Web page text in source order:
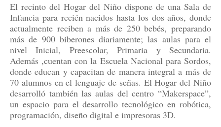
El recinto del Hogar del Niño dispone de una Sala de
Infancia para recién nacidos hasta los dos años, donde
actualmente reciben a más de 250 bebés, preparando
más de 900 biberones diariamente; las aulas para el
nivel Inicial, Preescolar, Primaria y Secundaria.
Además ,cuentan con la Escuela Nacional para Sordos,
donde educan y capacitan de manera integral a más de
70 alumnos en el lenguaje de señas. El Hogar del Niño
desarrolló también las aulas del centro “Makerspace”,
un espacio para el desarrollo tecnológico en robótica,
programación, diseño digital e impresoras 3D.